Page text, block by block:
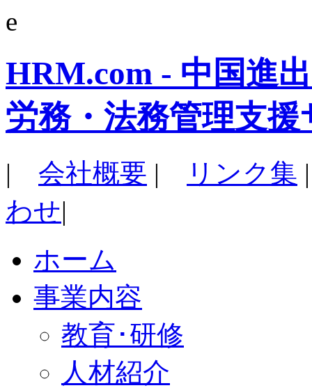
e
HRM.com - 中国進
労務・法務管理支援
| 会社概要 | リンク集
わせ|
ホーム
事業内容
教育･研修
人材紹介